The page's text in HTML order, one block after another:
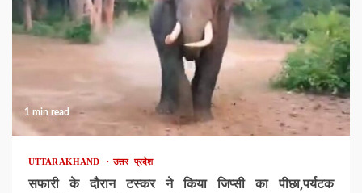
1 min read
UTTARAKHAND उत्तर प्रदेश
सफारी के दौरान टस्कर ने किया जिप्सी का पीछा,पर्यटक